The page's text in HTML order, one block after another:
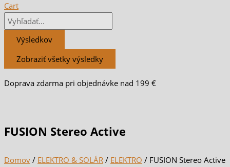
Cart
Výsledkov
Zobraziť všetky výsledky
Doprava zdarma pri objednávke nad 199 €
FUSION Stereo Active
Domov / ELEKTRO & SOLÁR / ELEKTRO / FUSION Stereo Active